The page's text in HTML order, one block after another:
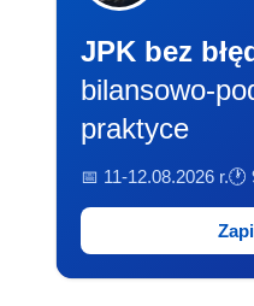
JPK bez
bilansowo-
praktyce
📅 11-12.08.2026 r.🕐